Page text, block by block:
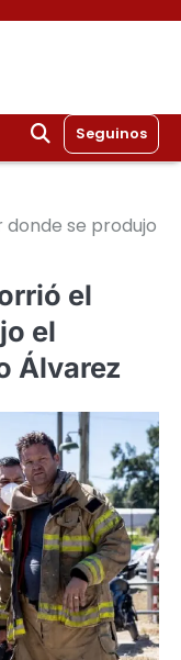
Seguinos
se produjo
el
el
Álvarez